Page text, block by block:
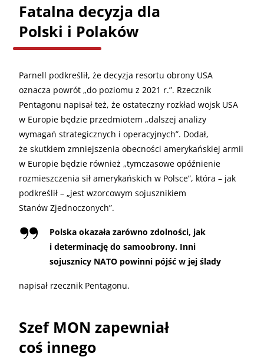
Fatalna decyzja dla
Polski i Polaków
Parnell podkreślił, że decyzja resortu obrony USA
oznacza powrót „do poziomu z 2021 r.”. Rzecznik
Pentagonu napisał też, że ostateczny rozkład wojsk USA
w Europie będzie przedmiotem „dalszej analizy
wymagań strategicznych i operacyjnych”. Dodał,
że skutkiem zmniejszenia obecności amerykańskiej armii
w Europie będzie również „tymczasowe opóźnienie
rozmieszczenia sił amerykańskich w Polsce”, która – jak
podkreślił – „jest wzorcowym sojusznikiem
Stanów Zjednoczonych”.
Polska okazała zarówno zdolności, jak
i determinację do samoobrony. Inni
sojusznicy NATO powinni pójść w jej ślady
napisał rzecznik Pentagonu.
Szef MON zapewniał
coś innego